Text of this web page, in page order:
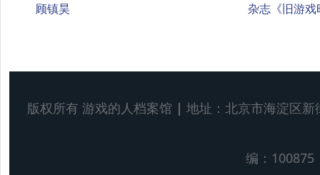
顾镇昊
杂志《旧游戏
版权所有 游戏的人档案馆 | 地址：北京市海淀区
编：100875